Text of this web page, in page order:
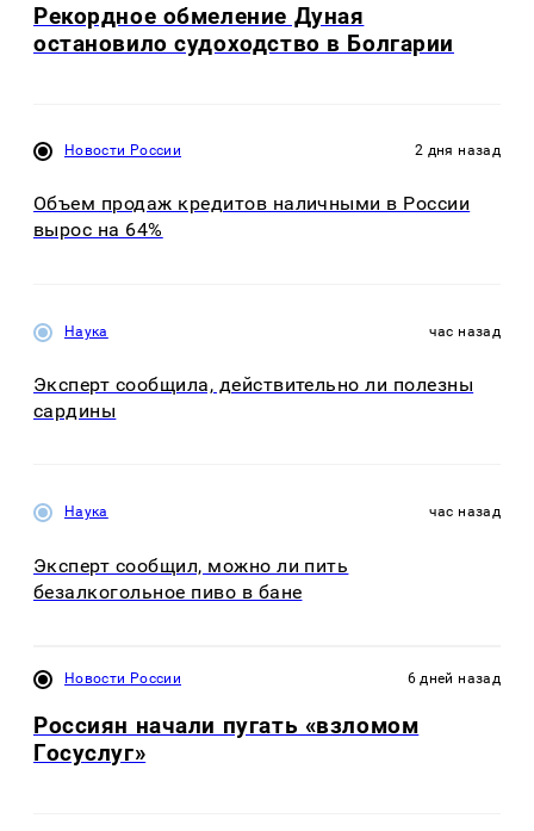
Рекордное обмеление Дуная
остановило судоходство в Болгарии
Новости России 2 дня назад
Объем продаж кредитов наличными в России
вырос на 64%
Наука час назад
Эксперт сообщила, действительно ли полезны
сардины
Наука час назад
Эксперт сообщил, можно ли пить
безалкогольное пиво в бане
Новости России 6 дней назад
Россиян начали пугать «взломом
Госуслуг»